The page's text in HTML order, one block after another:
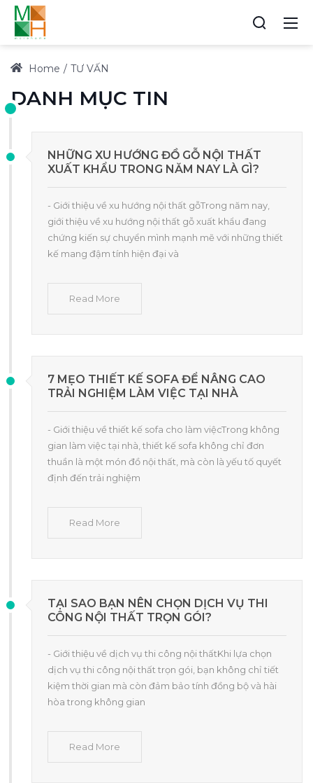
Home TƯ VẤN
DANH MỤC TIN
NHỮNG XU HƯỚNG ĐỒ GỖ NỘI THẤT
XUẤT KHẨU TRONG NĂM NAY LÀ GÌ?
- Giới thiệu về xu hướng nội thất gỗTrong năm nay,
giới thiệu về xu hướng nội thất gỗ xuất khẩu đang
chứng kiến sự chuyển mình mạnh mẽ với những thiết
kế mang đậm tính hiện đại và
Read More
7 MẸO THIẾT KẾ SOFA ĐỂ NÂNG CAO
TRẢI NGHIỆM LÀM VIỆC TẠI NHÀ
- Giới thiệu về thiết kế sofa cho làm việcTrong không
gian làm việc tại nhà, thiết kế sofa không chỉ đơn
thuần là một món đồ nội thất, mà còn là yếu tố quyết
định đến trải nghiệm
Read More
TẠI SAO BẠN NÊN CHỌN DỊCH VỤ THI
CÔNG NỘI THẤT TRỌN GÓI?
- Giới thiệu về dịch vụ thi công nội thấtKhi lựa chọn
dịch vụ thi công nội thất trọn gói, bạn không chỉ tiết
kiệm thời gian mà còn đảm bảo tính đồng bộ và hài
hòa trong không gian
Read More